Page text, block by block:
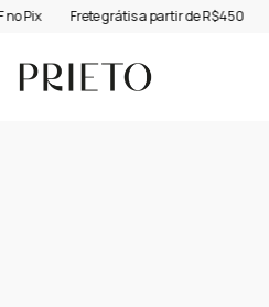
Pix Frete grátis a partir de R$450